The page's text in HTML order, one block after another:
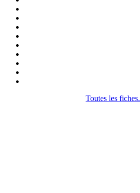
Toutes les fiches.